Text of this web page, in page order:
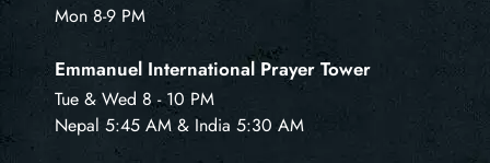
Mon 8-9 PM
Emmanuel International Prayer Tower
Tue & Wed 8 - 10 PM
Nepal 5:45 AM & India 5:30 AM